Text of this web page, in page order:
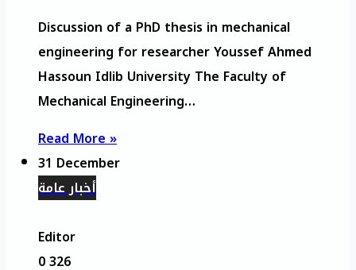
Discussion of a PhD thesis in mechanical
engineering for researcher Youssef Ahmed
Hassoun Idlib University The Faculty of
Mechanical Engineering…
Read More »
31 December
أخبار عامة
Editor
0326